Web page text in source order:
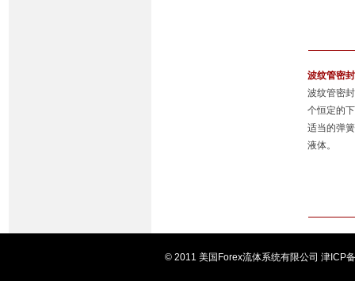
波纹管密
波纹管密
个恒定的
适当的弹
液体。
© 2011 美国Forex流体系统有限公司 津ICP